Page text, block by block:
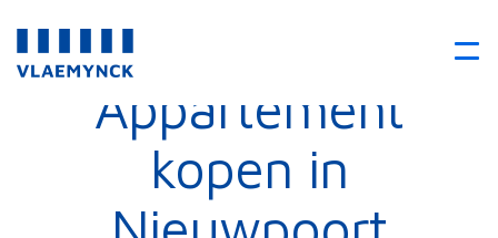
Appartement
kopen in